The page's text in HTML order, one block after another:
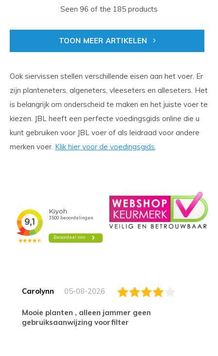
Seen 96 of the 185 products
TOON MEER ARTIKELEN
Ook siervissen stellen verschillende eisen aan het voer. Er
zijn planteneters, algeneters, vleeseters en alleseters. Het
is belangrijk om onderscheid te maken en het juiste voer te
kiezen. JBL heeft een perfecte voedingsgids online die u
kunt gebruiken voor JBL voer of als leidraad voor andere
merken voer. Klik hier voor de voedingsgids.
Carolynn 05-08-2026
Mooie planten , alleen jammer geen
gebruiksaanwijzing voorfilter